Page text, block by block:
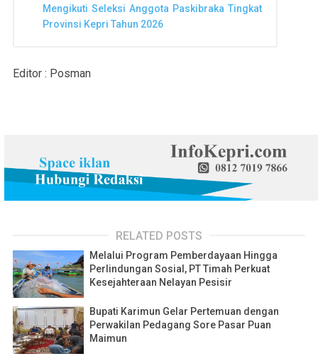
Mengikuti Seleksi Anggota Paskibraka Tingkat
Provinsi Kepri Tahun 2026
Editor : Posman
RELATED POSTS
Melalui Program Pemberdayaan Hingga
Perlindungan Sosial, PT Timah Perkuat
Kesejahteraan Nelayan Pesisir
Bupati Karimun Gelar Pertemuan dengan
Perwakilan Pedagang Sore Pasar Puan
Maimun